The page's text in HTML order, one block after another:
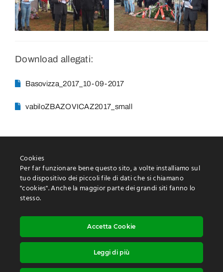
Download allegati:
Basovizza_2017_10-09-2017
vabiloZBAZOVICAZ2017_small
Protezione delle informazioni personali
Diritto d’autore ©: Maurizio Tremul |
Realizzazione:Studio Web Art
Cookies
Per far funzionare bene questo sito, a volte installiamo sul
tuo dispositivo dei piccoli file di dati che si chiamano
"cookies". Anche la maggior parte dei grandi siti fanno lo
stesso.
Accetta Cookie
Leggi di più